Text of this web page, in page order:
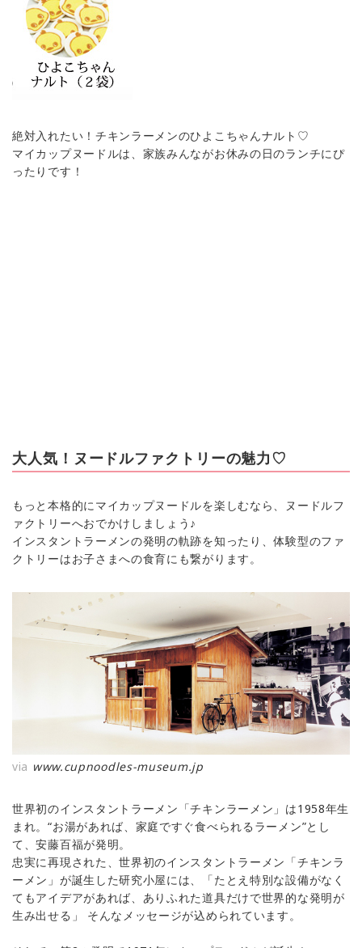
絶対入れたい！チキンラーメンのひよこちゃんナルト♡
マイカップヌードルは、家族みんながお休みの日のランチにぴ
ったりです！
大人気！ヌードルファクトリーの魅力♡
もっと本格的にマイカップヌードルを楽しむなら、ヌードルフ
ァクトリーへおでかけしましょう♪
インスタントラーメンの発明の軌跡を知ったり、体験型のファ
クトリーはお子さまへの食育にも繋がります。
via www.cupnoodles-museum.jp
世界初のインスタントラーメン「チキンラーメン」は1958年生
まれ。“お湯があれば、家庭ですぐ食べられるラーメン”とし
て、安藤百福が発明。
忠実に再現された、世界初のインスタントラーメン「チキンラ
ーメン」が誕生した研究小屋には、「たとえ特別な設備がなく
てもアイデアがあれば、ありふれた道具だけで世界的な発明が
生み出せる」 そんなメッセージが込められています。